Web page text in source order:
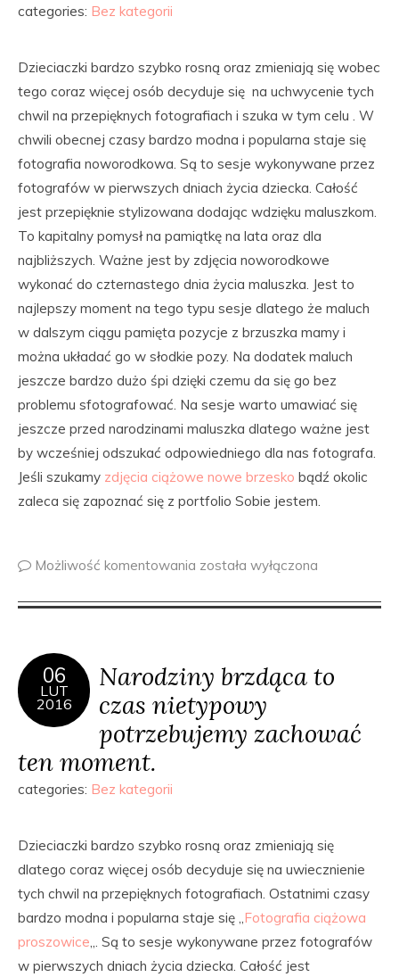
categories: Bez kategorii
Dzieciaczki bardzo szybko rosną oraz zmieniają się wobec
tego coraz więcej osób decyduje się na uchwycenie tych
chwil na przepięknych fotografiach i szuka w tym celu . W
chwili obecnej czasy bardzo modna i popularna staje się
fotografia noworodkowa. Są to sesje wykonywane przez
fotografów w pierwszych dniach życia dziecka. Całość
jest przepięknie stylizowana dodając wdzięku maluszkom.
To kapitalny pomysł na pamiątkę na lata oraz dla
najbliższych. Ważne jest by zdjęcia noworodkowe
wykonać do czternastego dnia życia maluszka. Jest to
najlepszy moment na tego typu sesje dlatego że maluch
w dalszym ciągu pamięta pozycje z brzuszka mamy i
można układać go w słodkie pozy. Na dodatek maluch
jeszcze bardzo dużo śpi dzięki czemu da się go bez
problemu sfotografować. Na sesje warto umawiać się
jeszcze przed narodzinami maluszka dlatego ważne jest
by wcześniej odszukać odpowiedniego dla nas fotografa.
Jeśli szukamy zdjęcia ciążowe nowe brzesko bądź okolic
zaleca się zapoznać się z portfolio Sobie jestem.
Możliwość komentowania została wyłączona
06
LUT
2016
Narodziny brzdąca to
czas nietypowy
potrzebujemy zachować
ten moment.
categories: Bez kategorii
Dzieciaczki bardzo szybko rosną oraz zmieniają się
dlatego coraz więcej osób decyduje się na uwiecznienie
tych chwil na przepięknych fotografiach. Ostatnimi czasy
bardzo modna i popularna staje się „Fotografia ciążowa
proszowice„. Są to sesje wykonywane przez fotografów
w pierwszych dniach życia dziecka. Całość jest